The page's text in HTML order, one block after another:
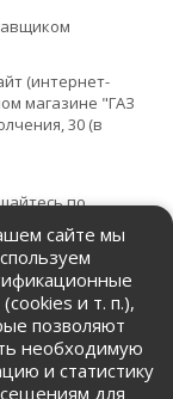
(интернет-
магазине "ГАЗ
30 (в
по
товара.
сайте мы
и т. п.),
позволяют
необходимую
и статистику
для